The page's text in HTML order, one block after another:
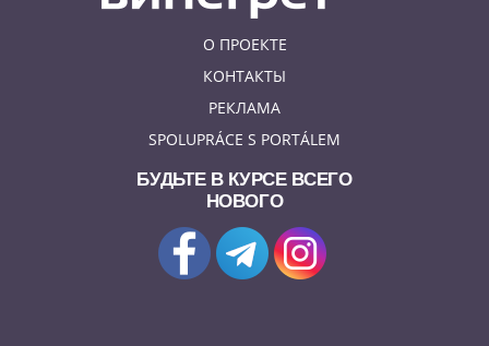
О ПРОЕКТЕ
КОНТАКТЫ
РЕКЛАМА
SPOLUPRÁCE S PORTÁLEM
БУДЬТЕ В КУРСЕ ВСЕГО
НОВОГО